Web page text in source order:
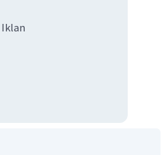
Iklan